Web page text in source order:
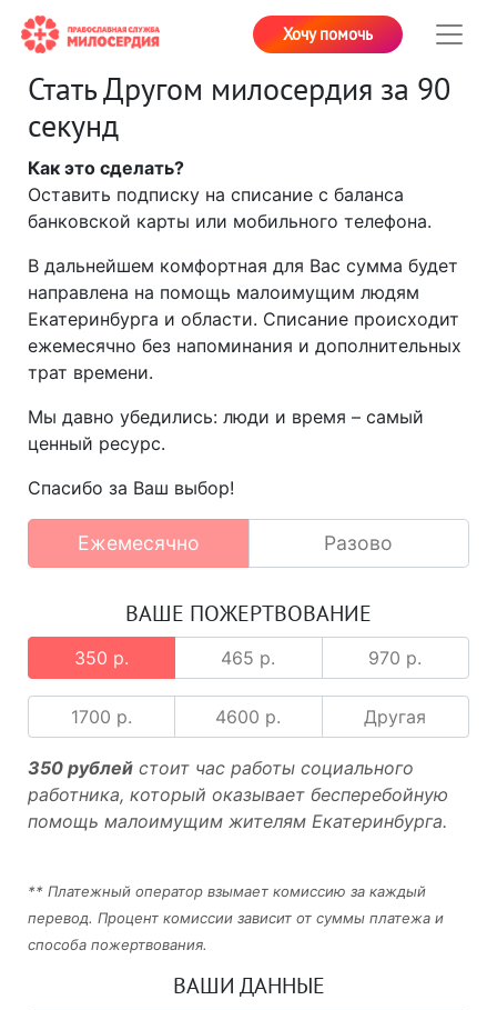
Хочу помочь
Стать Другом милосердия за 90
секунд
Как это сделать?
Оставить подписку на списание с баланса
банковской карты или мобильного телефона.
В дальнейшем комфортная для Вас сумма будет
направлена на помощь малоимущим людям
Екатеринбурга и области. Списание происходит
ежемесячно без напоминания и дополнительных
трат времени.
Мы давно убедились: люди и время – самый
ценный ресурс.
Спасибо за Ваш выбор!
Ежемесячно Разово
ВАШЕ ПОЖЕРТВОВАНИЕ
350 р. 465 р. 970 р.
1700 р. 4600 р. Другая
350 рублей стоит час работы социального
работника, который оказывает бесперебойную
помощь малоимущим жителям Екатеринбурга.
** Платежный оператор взымает комиссию за каждый
перевод. Процент комиссии зависит от суммы платежа и
способа пожертвования.
ВАШИ ДАННЫЕ